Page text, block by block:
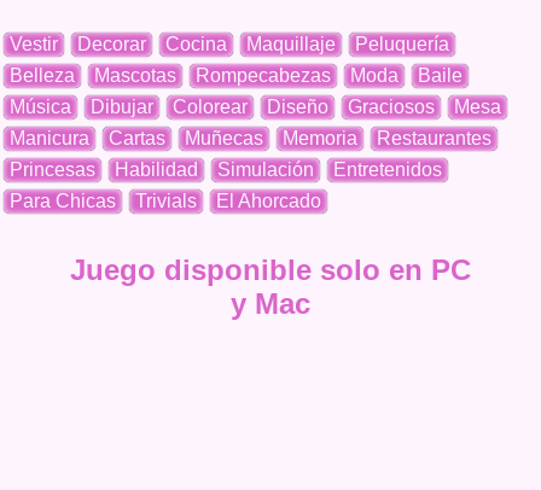
Vestir Decorar Cocina Maquillaje
Peluquería
Belleza
Mascotas Rompecabezas Moda
Baile
Música
Dibujar Colorear Diseño Graciosos
Mesa
Manicura
Cartas Muñecas Memoria
Restaurantes
Princesas
Habilidad Simulación
Entretenidos
Para Chicas
Trivials El Ahorcado
Juego disponible solo en PC
y Mac